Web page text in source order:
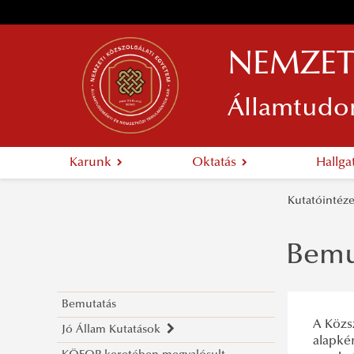
Karunk Oktatás
Bemutatás
Jó Állam Kutatások
A